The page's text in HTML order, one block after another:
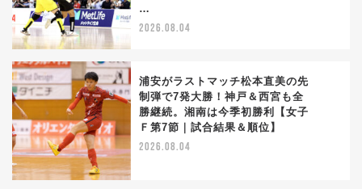
…
2026.08.04
浦安がラストマッチ松本直美の先
制弾で7発大勝！神戸＆西宮も全
勝継続。湘南は今季初勝利【女子
Ｆ第7節｜試合結果＆順位】
2026.08.04